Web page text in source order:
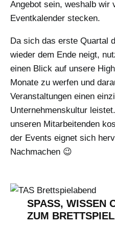
Angebot sein, weshalb wir
Eventkalender stecken.
Da sich das erste Quartal
wieder dem Ende neigt,
einen Blick auf unsere
Monate zu werfen und
Veranstaltungen einen
Unternehmenskultur
unseren Mitarbeitenden
der Events eignet sich
Nachmachen 😉
SPASS, WISSEN
UM